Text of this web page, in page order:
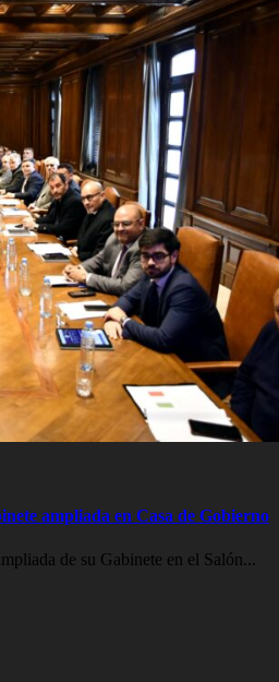
ampliada en Casa de Gobierno
de su Gabinete en el Salón...